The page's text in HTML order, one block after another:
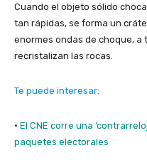
Cuando el objeto sólido
tan rápidas, se forma un
enormes ondas de choque,
recristalizan las rocas.
Te puede interesar:
· El CNE corre una
paquetes electorales